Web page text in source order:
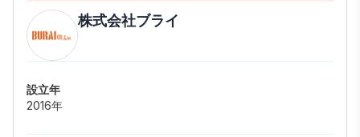
株式会社ブライ
設立年
2016年